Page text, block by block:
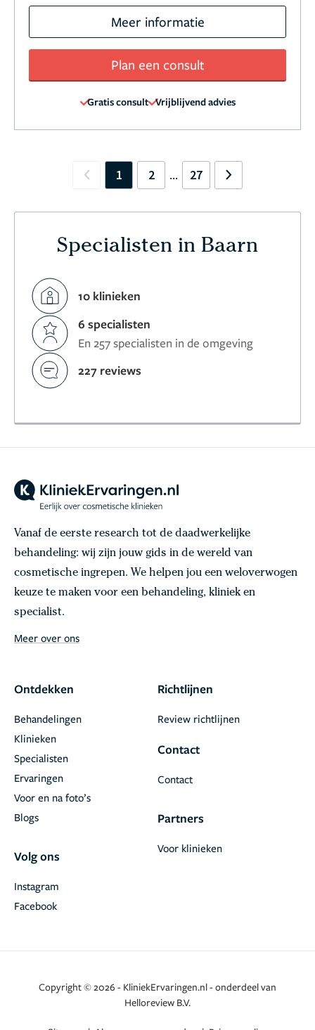
Meer informatie
Plan een consult
Gratis consult Vrijblijvend advies
Previous
1 2 ... 27 Next
Specialisten in Baarn
10 klinieken
6 specialisten
En 257 specialisten in de omgeving
227 reviews
Vanaf de eerste research tot de daadwerkelijke
behandeling: wij zijn jouw gids in de wereld van
cosmetische ingrepen. We helpen jou een weloverwogen
keuze te maken voor een behandeling, kliniek en
specialist.
Meer over ons
Ontdekken
Behandelingen
Klinieken
Specialisten
Ervaringen
Voor en na foto’s
Blogs
Volg ons
Facebook
Instagram
Richtlijnen
Review richtlijnen
Contact
Contact
Partners
Voor klinieken
Copyright © 2026 - KliniekErvaringen.nl - onderdeel van
Helloreview B.V.